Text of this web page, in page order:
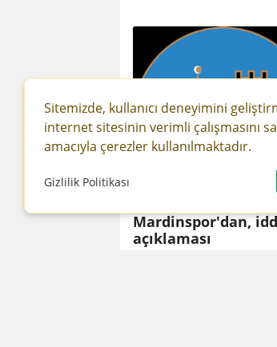
Mardinspor'dan,
açıklaması
Sitemizde, kullanıcı deneyimini
internet sitesinin verimli çalışmasını
amacıyla çerezler kullanılmaktadır.
Gizlilik Politikası